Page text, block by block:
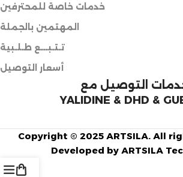
خدمات خاصة للمحترفين
المهتمين بالجملة
تـتـبـــع طـلـبية
أسعار التوصيل
التوصيل مع
YALIDINE & DHD &
Copyright © 2025 ARTSILA. All
Developed by ARTSILA